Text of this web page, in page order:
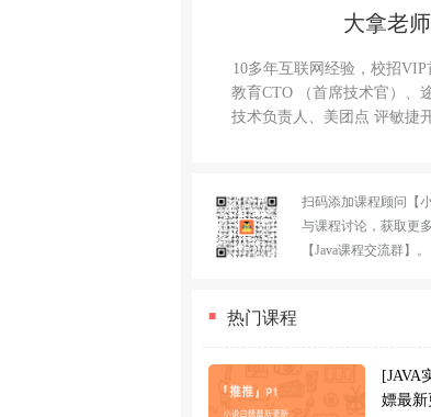
大拿老师
10多年互联网经验，校招VIP
教育CTO （首席技术官）、
技术负责人、美团点 评敏捷
扫码添加课程顾问【
与课程讨论，获取更
【Java课程交流群】。
热门课程
[JAVA
嫖最新